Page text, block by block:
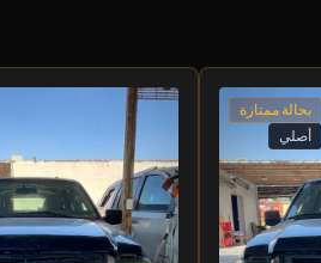
بحالة ممتازة
أصلي